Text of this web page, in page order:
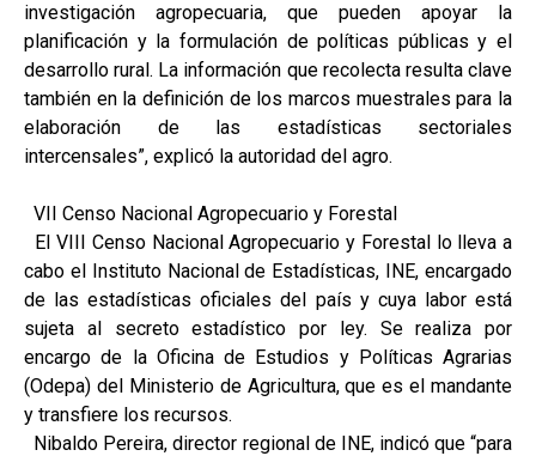
investigación agropecuaria, que pueden apoyar la
planificación y la formulación de políticas públicas y el
desarrollo rural. La información que recolecta resulta clave
también en la definición de los marcos muestrales para la
elaboración de las estadísticas sectoriales
intercensales”, explicó la autoridad del agro.
VII Censo Nacional Agropecuario y Forestal
El VIII Censo Nacional Agropecuario y Forestal lo lleva a
cabo el Instituto Nacional de Estadísticas, INE, encargado
de las estadísticas oficiales del país y cuya labor está
sujeta al secreto estadístico por ley. Se realiza por
encargo de la Oficina de Estudios y Políticas Agrarias
(Odepa) del Ministerio de Agricultura, que es el mandante
y transfiere los recursos.
Nibaldo Pereira, director regional de INE, indicó que “para